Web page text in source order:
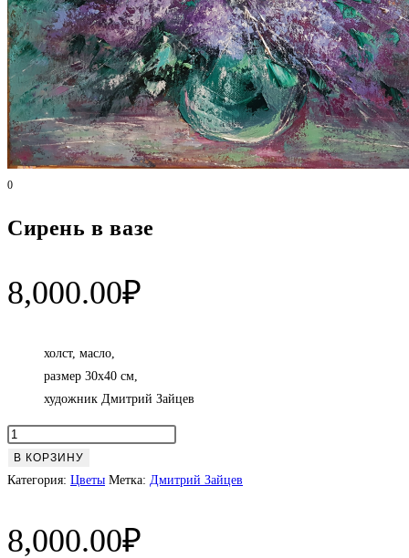
0
Сирень в вазе
8,000.00₽
холст, масло,
размер 30х40 см,
художник Дмитрий Зайцев
Количество
товара
Сирень
В КОРЗИНУ
Категория: Цветы Метка: Дмитрий Зайцев
8,000.00₽